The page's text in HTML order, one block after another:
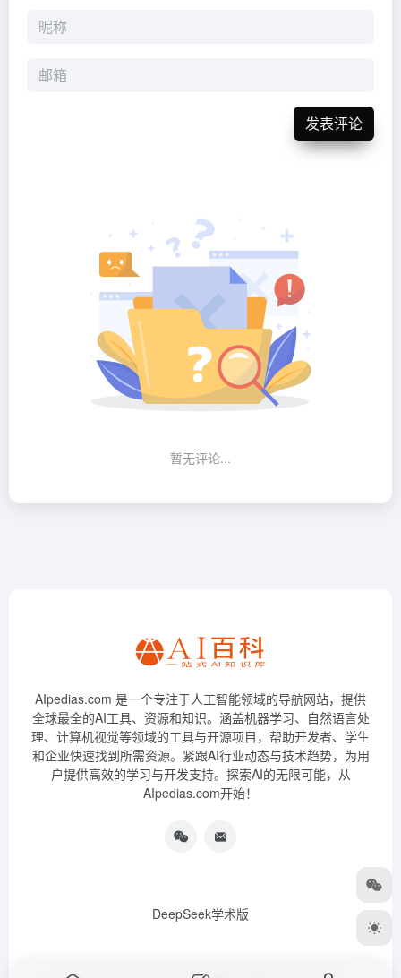
发表评论
暂无评论...
AIpedias.com 是一个专注于人工智能领域的导航网站，提供
全球最全的AI工具、资源和知识。涵盖机器学习、自然语言处
理、计算机视觉等领域的工具与开源项目，帮助开发者、学生
和企业快速找到所需资源。紧跟AI行业动态与技术趋势，为用
户提供高效的学习与开发支持。探索AI的无限可能，从
AIpedias.com开始！
DeepSeek学术版